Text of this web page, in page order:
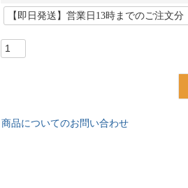
商品についてのお問い合わせ